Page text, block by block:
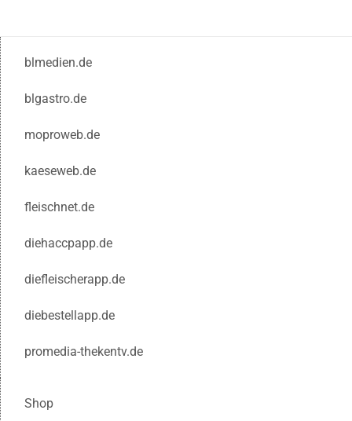
blmedien.de
blgastro.de
moproweb.de
kaeseweb.de
fleischnet.de
diehaccpapp.de
diefleischerapp.de
diebestellapp.de
promedia-thekentv.de
Shop